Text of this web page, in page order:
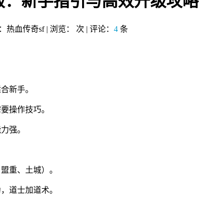
热血传奇sf | 浏览： 次 | 评论： 4 条
新手。
操作技巧。
强。
重、土城）。
道士加道术。